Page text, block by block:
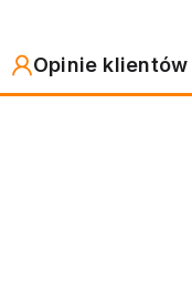
Opinie klientów